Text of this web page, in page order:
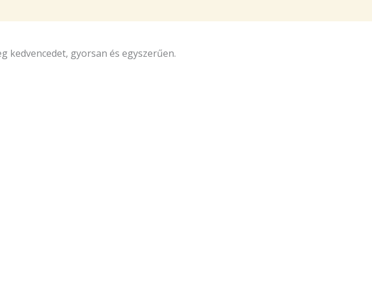
kedvencedet, gyorsan és egyszerűen.